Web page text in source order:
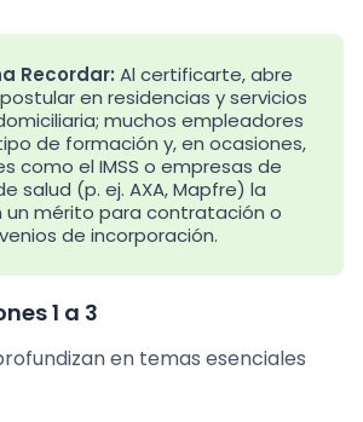
Recordar: Al certificarte, abre
en residencias y servicios
muchos empleadores
de formación y, en ocasiones,
como el IMSS o empresas de
salud (p. ej. AXA, Mapfre) la
un mérito para contratación o
de incorporación.
1 a 3
en temas esenciales